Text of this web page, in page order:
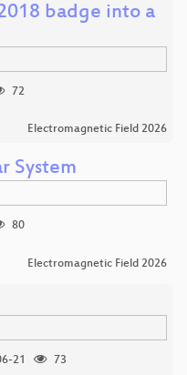
badge into a
72
Electromagnetic Field 2026
System
80
Electromagnetic Field 2026
21
73